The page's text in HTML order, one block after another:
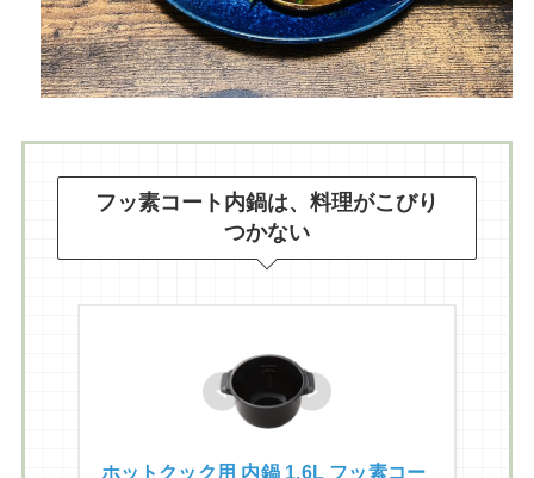
フッ素コート内鍋は、料理がこびり
つかない
ホットクック用 内鍋 1.6L フッ素コー